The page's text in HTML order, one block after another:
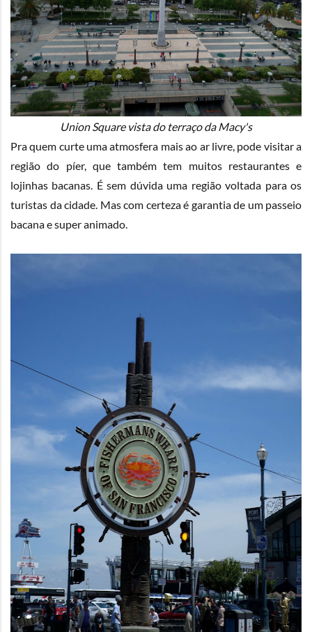
Union Square vista do terraço da Macy's
Pra quem curte uma atmosfera mais ao ar livre, pode visitar a
região do píer, que também tem muitos restaurantes e
lojinhas bacanas. É sem dúvida uma região voltada para os
turistas da cidade. Mas com certeza é garantia de um passeio
bacana e super animado.